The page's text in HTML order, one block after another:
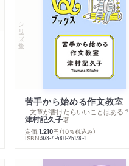
シリーズ・全集
苦手から始める作文教室
─文章が書けたらいいことはある？
津村記久子著
定価:1,210円 （10％税込み）
ISBN:978-4-480-25138-1